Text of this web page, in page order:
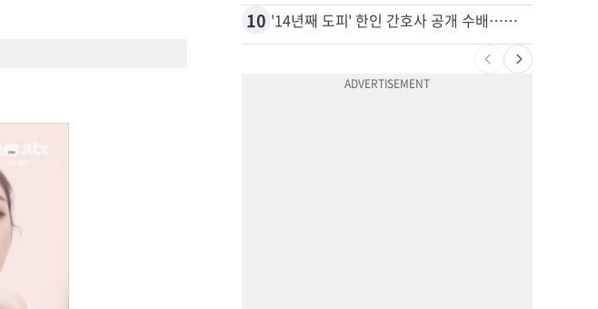
10 '14년째 도피' 한인 간호사 공개 수배…메디케어 사기 유죄